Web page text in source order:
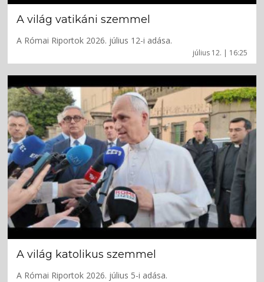
július 12. | 16:25
A világ vatikáni szemmel
A Római Riportok 2026. július 12-i adása.
A világ katolikus szemmel
A Római Riportok 2026. július 5-i adása.